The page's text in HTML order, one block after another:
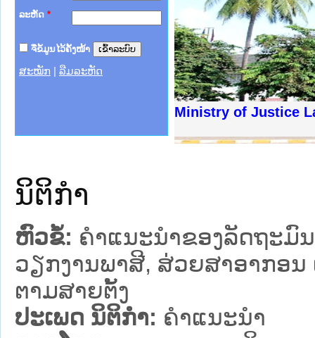
ລະຫັດ *
ຈື່ຂໍ້ມູນໄວ້ຄັ້ງໜ້າ
ສະໝັກ ລືມລະຫັດ
Ministry of Justice
ຊາຊົນ ພາກເໜືອ
ການ
ກາງ
ກໃຕ້
ນຕຳຫຼວດປະຊາຊົນ
ສັນຕິບານປະຊາຊົນ
ກເໜືອ
ຊາຊົນ ພາກກາງ
ນິຕິກໍາ
ຫົວຂໍ້: ຄຳແນະນຳຂອງລັດຖະມົ
ວຽກງານພາສີ, ສ່ວຍສາອາກອ
ຕາມສາຍຕັ້ງ
ປະເພດ ນິຕິກໍາ: ຄໍາແນະນໍາ